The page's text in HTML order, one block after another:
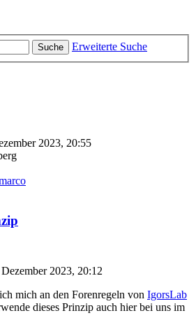
Suche
Erweiterte Suche
2023, 20:55
2023, 20:12
mich an den Forenregeln von IgorsLab
dieses Prinzip auch hier bei uns im